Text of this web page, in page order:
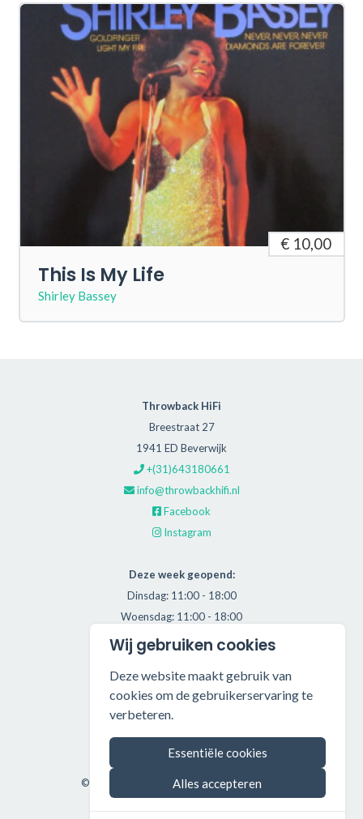
€ 10,00
This Is My Life
Shirley Bassey
Throwback HiFi
Breestraat 27
1941 ED Beverwijk
+(31)643180661
info@throwbackhifi.nl
Facebook
Instagram
Deze week geopend:
Dinsdag: 11:00 - 18:00
Woensdag: 11:00 - 18:00
Donderdag: 11:00 - 21:00
Vrijdag: 11:00 - 18:00
Zaterdag: 11:00 - 17:00
Alle getoonde prijzen zijn incl. BTW.
Algemene Voorwaarden
Manage cookies
©2026 Throwback HiFi — All rights reserved.
Wij gebruiken cookies
Deze website maakt gebruik van
cookies om de gebruikerservaring te
verbeteren.
Essentiële cookies
Alles accepteren